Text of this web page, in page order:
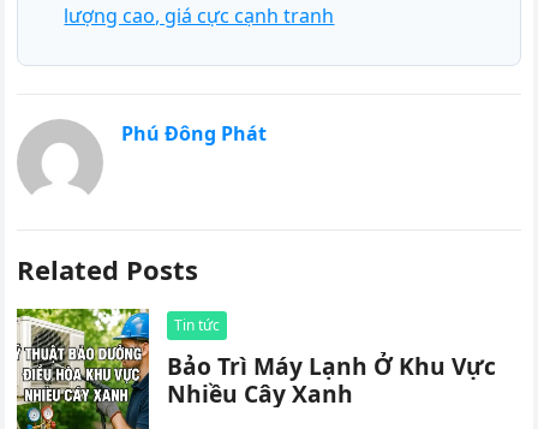
lượng cao, giá cực cạnh tranh
Phú Đông Phát
Related Posts
Tin tức
Bảo Trì Máy Lạnh Ở Khu Vực
Nhiều Cây Xanh